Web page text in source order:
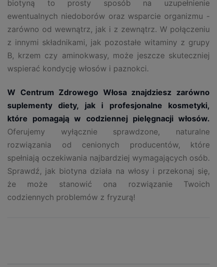
biotyną to prosty sposób na uzupełnienie
ewentualnych niedoborów oraz wsparcie organizmu -
zarówno od wewnątrz, jak i z zewnątrz. W połączeniu
z innymi składnikami, jak pozostałe witaminy z grupy
B, krzem czy aminokwasy, może jeszcze skuteczniej
wspierać kondycję włosów i paznokci.
W Centrum Zdrowego Włosa znajdziesz zarówno
suplementy diety, jak i profesjonalne kosmetyki,
które pomagają w codziennej pielęgnacji włosów.
Oferujemy wyłącznie sprawdzone, naturalne
rozwiązania od cenionych producentów, które
spełniają oczekiwania najbardziej wymagających osób.
Sprawdź, jak biotyna działa na włosy i przekonaj się,
że może stanowić ona rozwiązanie Twoich
codziennych problemów z fryzurą!